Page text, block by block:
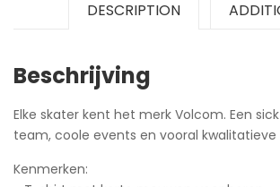
DESCRIPTION
Beschrijving
Elke skater kent het merk Volcom. Een
team, coole events en vooral kwalitatieve
Kenmerken: